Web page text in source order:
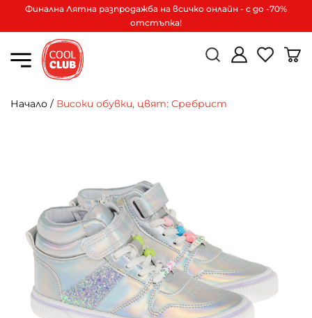
Финална Лятна разпродажба на всичко онлайн - с до -70%
отстъпка!
Начало / Високи обувки, цвят: Сребрист